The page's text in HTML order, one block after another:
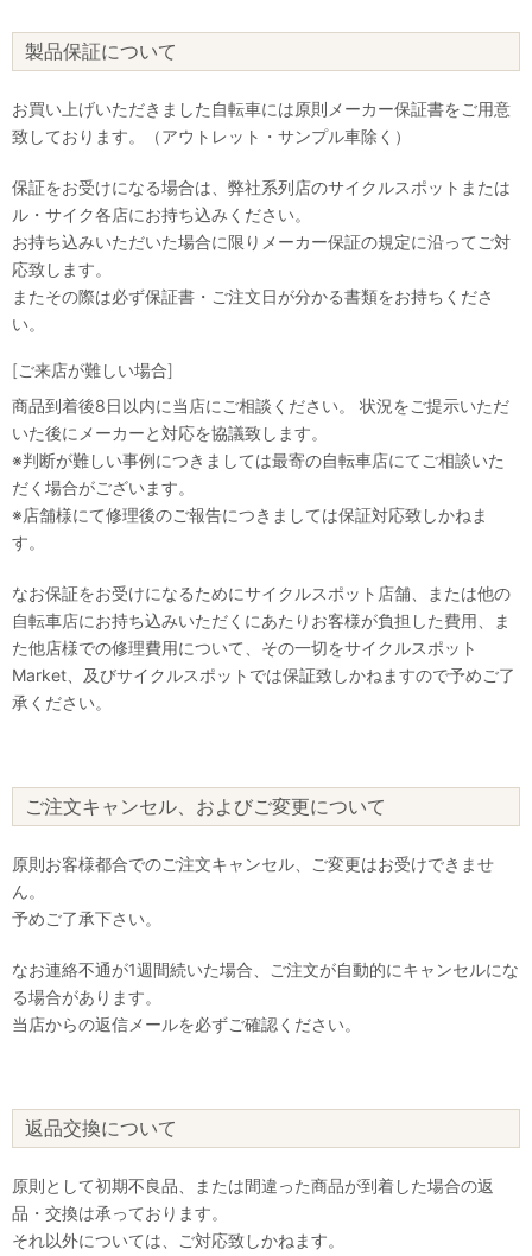
製品保証について
お買い上げいただきました自転車には原則メーカー保証書をご用意
致しております。（アウトレット・サンプル車除く）
保証をお受けになる場合は、弊社系列店のサイクルスポットまたは
ル・サイク各店にお持ち込みください。
お持ち込みいただいた場合に限りメーカー保証の規定に沿ってご対
応致します。
またその際は必ず保証書・ご注文日が分かる書類をお持ちくださ
い。
[ご来店が難しい場合]
商品到着後8日以内に当店にご相談ください。 状況をご提示いただ
いた後にメーカーと対応を協議致します。
※判断が難しい事例につきましては最寄の自転車店にてご相談いた
だく場合がございます。
※店舗様にて修理後のご報告につきましては保証対応致しかねま
す。
なお保証をお受けになるためにサイクルスポット店舗、または他の
自転車店にお持ち込みいただくにあたりお客様が負担した費用、ま
た他店様での修理費用について、その一切をサイクルスポット
Market、及びサイクルスポットでは保証致しかねますので予めご了
承ください。
ご注文キャンセル、およびご変更について
原則お客様都合でのご注文キャンセル、ご変更はお受けできませ
ん。
予めご了承下さい。
なお連絡不通が1週間続いた場合、ご注文が自動的にキャンセルにな
る場合があります。
当店からの返信メールを必ずご確認ください。
返品交換について
原則として初期不良品、または間違った商品が到着した場合の返
品・交換は承っております。
それ以外については、ご対応致しかねます。